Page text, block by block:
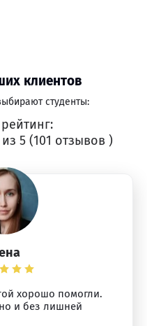
клиентов
студенты:
5 (101 отзывов )
хорошо помогли.
и без лишней